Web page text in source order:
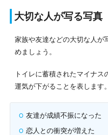
大切な人が写る写真
家族や友達などの大切な人が
めましょう。
トイレに蓄積されたマイナ
運気が下がることを表します。
友達が成績不振になった
恋人との衝突が増えた